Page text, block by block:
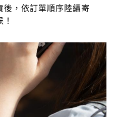
後，依訂單順序陸續寄